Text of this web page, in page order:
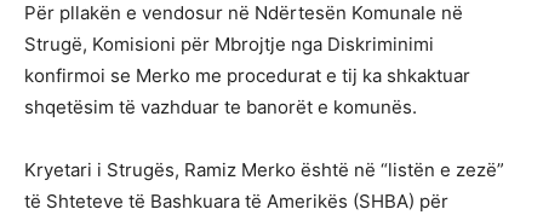
Për pllakën e vendosur në Ndërtesën Komunale në
Strugë, Komisioni për Mbrojtje nga Diskriminimi
konfirmoi se Merko me procedurat e tij ka shkaktuar
shqetësim të vazhduar te banorët e komunës.
Kryetari i Strugës, Ramiz Merko është në “listën e zezë”
të Shteteve të Bashkuara të Amerikës (SHBA) për